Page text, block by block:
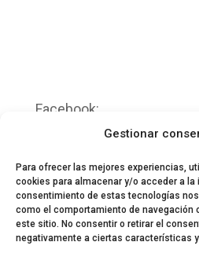
Gestionar
Para ofrecer las mejores experiencias,
cookies para almacenar y/o acceder a la
consentimiento de estas tecnologías
como el comportamiento de
este sitio. No consentir o retirar el
negativamente a ciertas características
Facebook:
https://